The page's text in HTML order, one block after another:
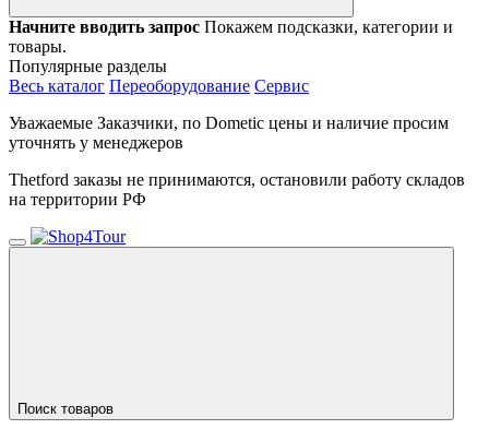
Начните вводить запрос Покажем подсказки, категории и
товары.
Популярные разделы
Весь каталог Переоборудование Сервис
Уважаемые Заказчики, по Dometic цены и наличие просим
уточнять у менеджеров
Thetford заказы не принимаются, остановили работу складов
на территории РФ
Поиск товаров